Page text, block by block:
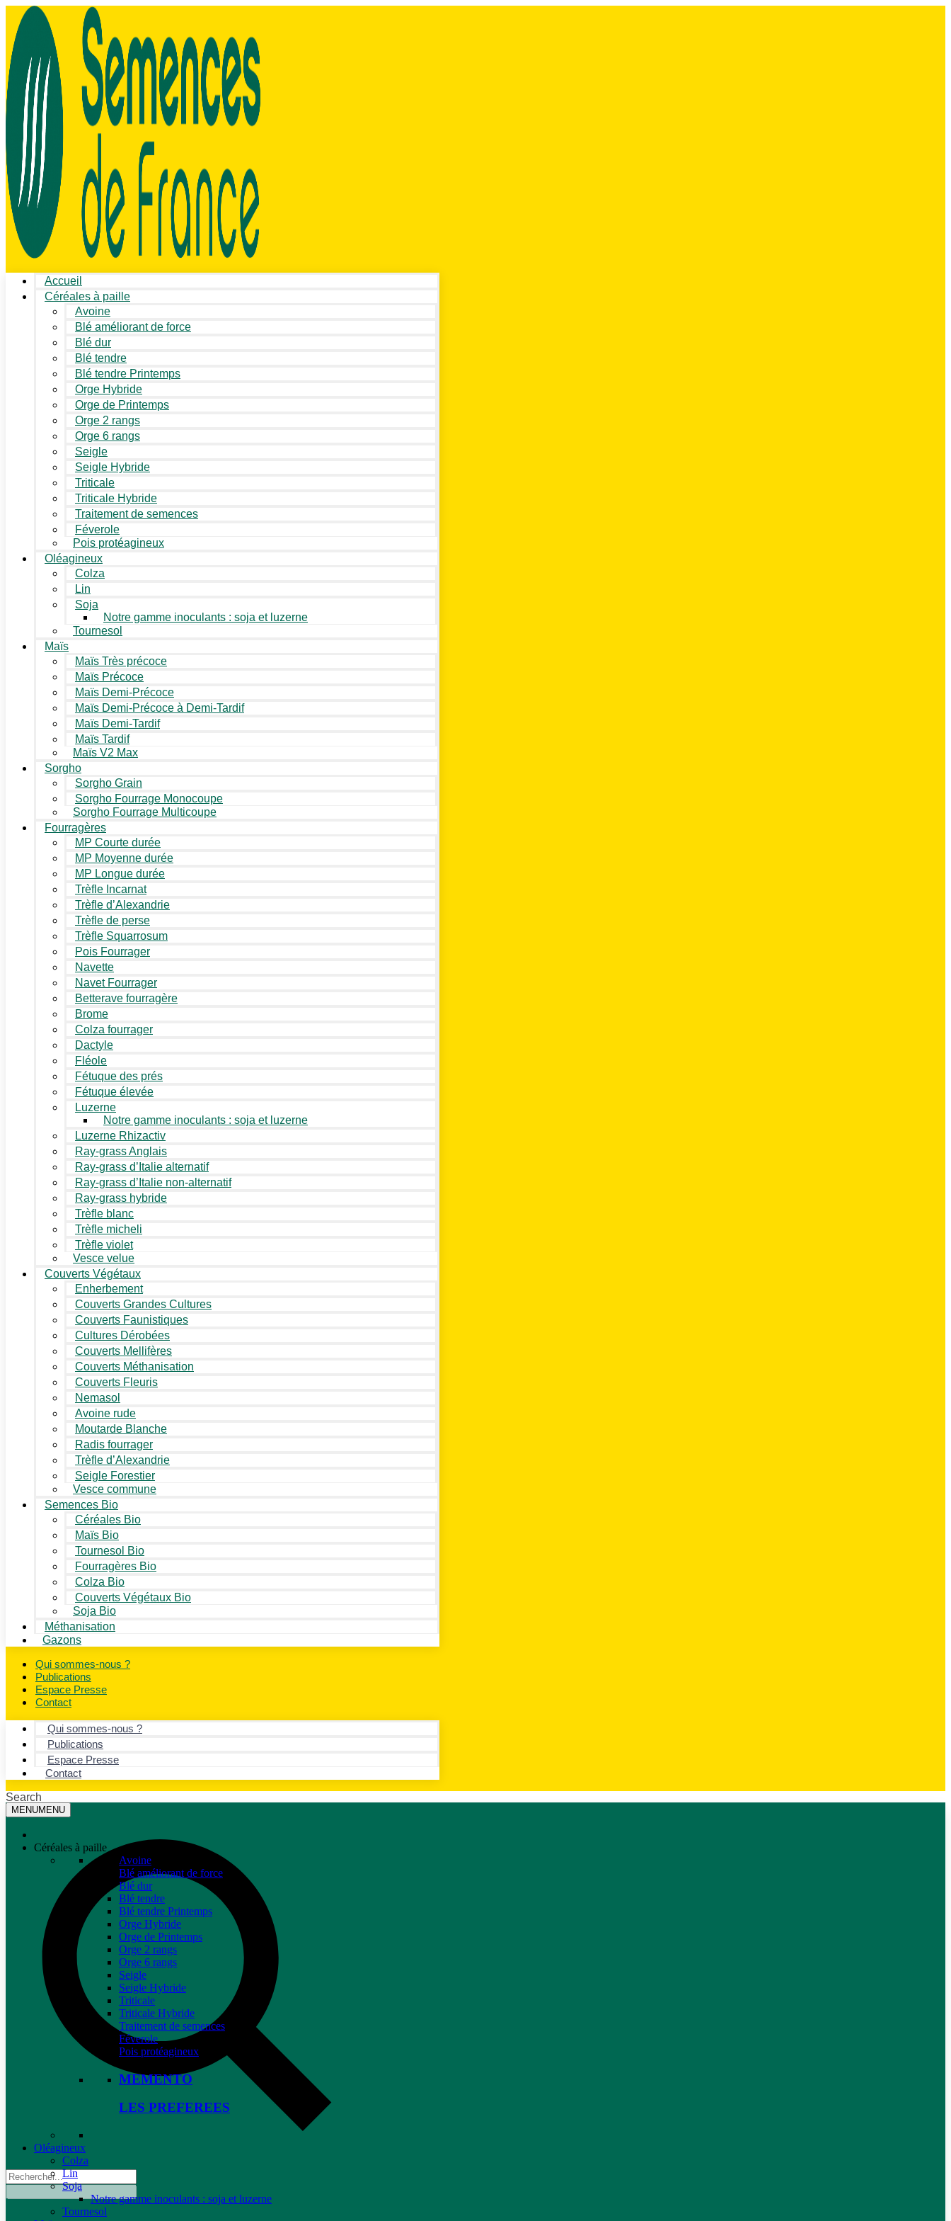
Accueil
Céréales à paille
Avoine
Blé améliorant de force
Blé dur
Blé tendre
Blé tendre Printemps
Orge Hybride
Orge de Printemps
Orge 2 rangs
Orge 6 rangs
Seigle
Seigle Hybride
Triticale
Triticale Hybride
Traitement de semences
Féverole
Pois protéagineux
Oléagineux
Colza
Lin
Soja
Notre gamme inoculants : soja et luzerne
Tournesol
Maïs
Maïs Très précoce
Maïs Précoce
Maïs Demi-Précoce
Maïs Demi-Précoce à Demi-Tardif
Maïs Demi-Tardif
Maïs Tardif
Maïs V2 Max
Sorgho
Sorgho Grain
Sorgho Fourrage Monocoupe
Sorgho Fourrage Multicoupe
Fourragères
MP Courte durée
MP Moyenne durée
MP Longue durée
Trèfle Incarnat
Trèfle d’Alexandrie
Trèfle de perse
Trèfle Squarrosum
Pois Fourrager
Navette
Navet Fourrager
Betterave fourragère
Brome
Colza fourrager
Dactyle
Fléole
Fétuque des prés
Fétuque élevée
Luzerne
Notre gamme inoculants : soja et luzerne
Luzerne Rhizactiv
Ray-grass Anglais
Ray-grass d’Italie alternatif
Ray-grass d’Italie non-alternatif
Ray-grass hybride
Trèfle blanc
Trèfle micheli
Trèfle violet
Vesce velue
Couverts Végétaux
Enherbement
Couverts Grandes Cultures
Couverts Faunistiques
Cultures Dérobées
Couverts Mellifères
Couverts Méthanisation
Couverts Fleuris
Nemasol
Avoine rude
Moutarde Blanche
Radis fourrager
Trèfle d’Alexandrie
Seigle Forestier
Vesce commune
Semences Bio
Céréales Bio
Maïs Bio
Tournesol Bio
Fourragères Bio
Colza Bio
Couverts Végétaux Bio
Soja Bio
Méthanisation
Gazons
Qui sommes-nous ?
Publications
Espace Presse
Contact
Qui sommes-nous ?
Publications
Espace Presse
Contact
Search
MENUMENU
Céréales à paille
Avoine
Blé améliorant de force
Blé dur
Blé tendre
Blé tendre Printemps
Orge Hybride
Orge de Printemps
Orge 2 rangs
Orge 6 rangs
Seigle
Seigle Hybride
Triticale
Triticale Hybride
Traitement de semences
Féverole
Pois protéagineux
MEMENTO
LES PREFEREES
Oléagineux
Colza
Lin
Soja
Notre gamme inoculants : soja et luzerne
Tournesol